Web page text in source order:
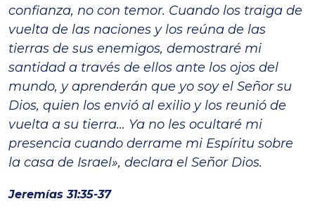
confianza, no con temor. Cuando los traiga de
vuelta de las naciones y los reúna de las
tierras de sus enemigos, demostraré mi
santidad a través de ellos ante los ojos del
mundo, y aprenderán que yo soy el Señor su
Dios, quien los envió al exilio y los reunió de
vuelta a su tierra… Ya no les ocultaré mi
presencia cuando derrame mi Espíritu sobre
la casa de Israel», declara el Señor Dios.
Jeremías 31:35-37